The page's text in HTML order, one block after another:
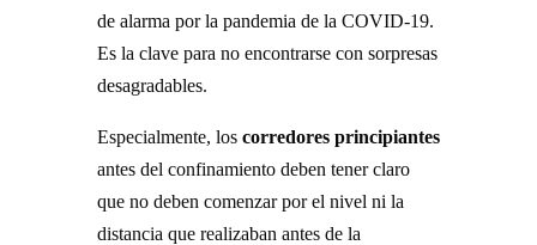
de alarma por la pandemia de la COVID-19.
Es la clave para no encontrarse con sorpresas
desagradables.
Especialmente, los corredores principiantes
antes del confinamiento deben tener claro
que no deben comenzar por el nivel ni la
distancia que realizaban antes de la